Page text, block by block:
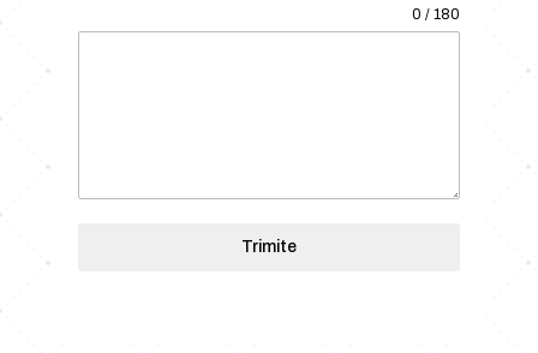
0 / 180
Trimite